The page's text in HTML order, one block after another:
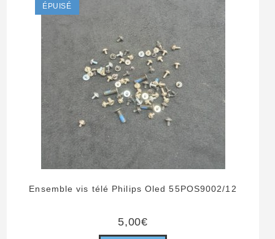
ÉPUISÉ
Ensemble vis télé Philips Oled 55POS9002/12
5,00€